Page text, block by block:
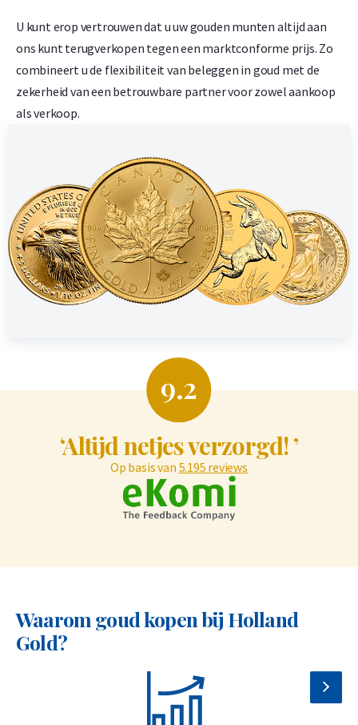
U kunt erop vertrouwen dat u uw gouden munten altijd aan
ons kunt terugverkopen tegen een marktconforme prijs. Zo
combineert u de flexibiliteit van beleggen in goud met de
zekerheid van een betrouwbare partner voor zowel aankoop
als verkoop.
9.2
‘Altijd netjes verzorgd! ’
Op basis van 5.195 reviews
Waarom goud kopen bij Holland
Gold?